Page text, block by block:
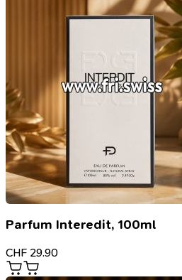
Parfum Interedit, 100ml
CHF 29.90